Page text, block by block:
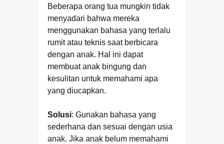
Beberapa orang tua mungkin tidak
menyadari bahwa mereka
menggunakan bahasa yang terlalu
rumit atau teknis saat berbicara
dengan anak. Hal ini dapat
membuat anak bingung dan
kesulitan untuk memahami apa
yang diucapkan.
Solusi: Gunakan bahasa yang
sederhana dan sesuai dengan usia
anak. Jika anak belum memahami